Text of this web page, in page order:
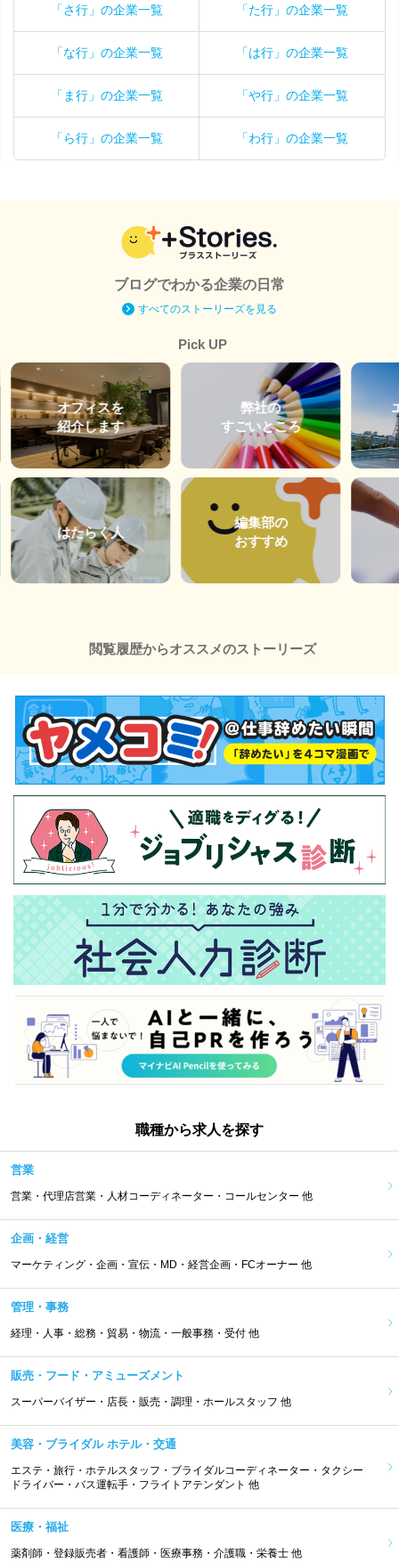
「さ行」の企業一覧 「た行」の企業一覧
「な行」の企業一覧 「は行」の企業一覧
「ま行」の企業一覧 「や行」の企業一覧
「ら行」の企業一覧 「わ行」の企業一覧
ブログでわかる企業の日常
すべてのストーリーズを見る
Pick UP
オフィスを
紹介します
はたらく人
弊社の
すごいところ
編集部の
おすすめ
閲覧履歴からオススメのストーリーズ
職種から求人を探す
営業
営業・代理店営業・人材コーディネーター・コールセンター 他
企画・経営
マーケティング・企画・宣伝・MD・経営企画・FCオーナー 他
管理・事務
経理・人事・総務・貿易・物流・一般事務・受付 他
販売・フード・アミューズメント
スーパーバイザー・店長・販売・調理・ホールスタッフ 他
美容・ブライダル ホテル・交通
エステ・旅行・ホテルスタッフ・ブライダルコーディネーター・タクシー
ドライバー・バス運転手・フライトアテンダント 他
医療・福祉
薬剤師・登録販売者・看護師・医療事務・介護職・栄養士 他